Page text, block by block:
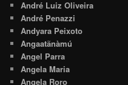
André Luiz Oliveira
André Penazzi
Andyara Peixoto
Angaatãnàmú
Angel Parra
Angela Maria
Angela Roro